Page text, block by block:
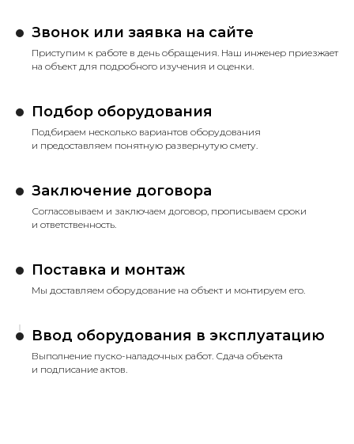
Звонок или заявка на сайте
Приступим к работе в день обращения. Наш инженер приезжает
на объект для подробного изучения и оценки.
Подбор оборудования
Подбираем несколько вариантов оборудования
и предоставляем понятную развернутую смету.
Заключение договора
Согласовываем и заключаем договор, прописываем сроки
и ответственность.
Поставка и монтаж
Мы доставляем оборудование на объект и монтируем его.
Ввод оборудования в эксплуатацию
Выполнение пуско-наладочных работ. Сдача объекта
и подписание актов.